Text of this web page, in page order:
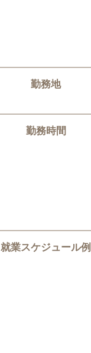
勤務地
勤務時間
就業スケジュール例